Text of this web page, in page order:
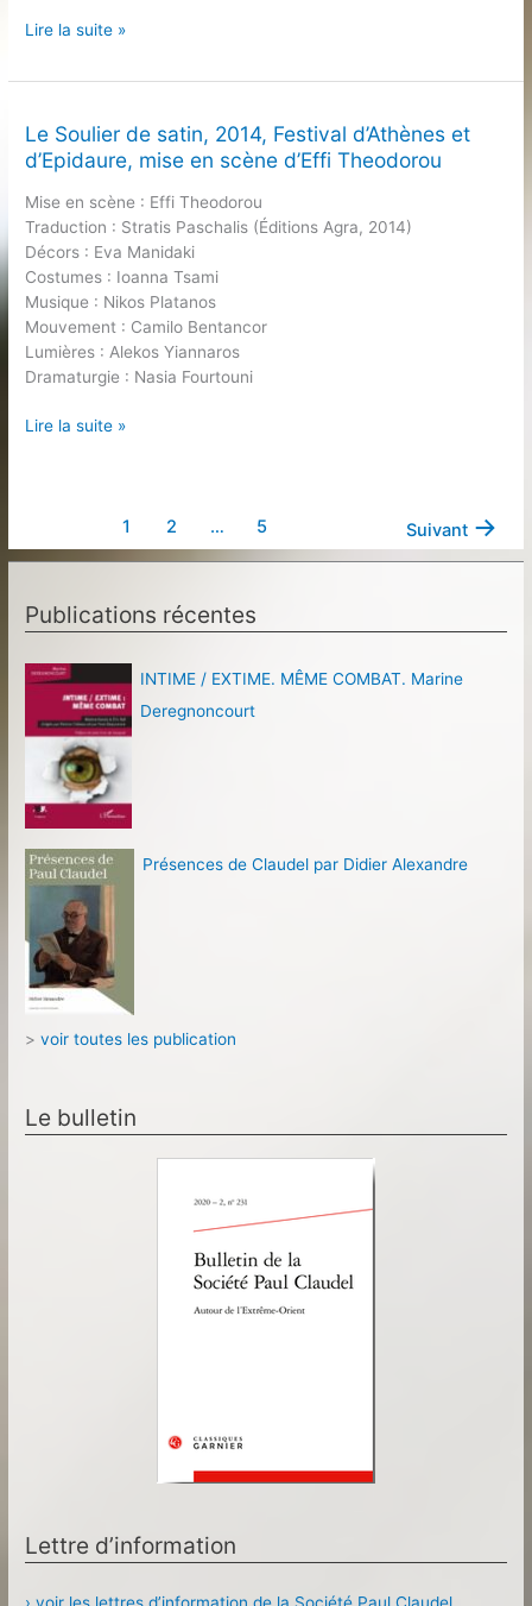
Jeanne
au
2015,
Philharmonie
Paris,
mise
en
scène
de
Cosme
de
Bellescize
Lire la suite »
Le Soulier de satin, 2014, Festival d’Athènes et
d’Epidaure, mise en scène d’Effi Theodorou
Mise en scène : Effi Theodorou
Traduction : Stratis Paschalis (Éditions Agra, 2014)
Décors : Eva Manidaki
Costumes : Ioanna Tsami
Musique : Nikos Platanos
Mouvement : Camilo Bentancor
Lumières : Alekos Yiannaros
Dramaturgie : Nasia Fourtouni
Le
Festival
d’Epidaure,
en
scène
d’Effi
Theodorou
Lire la suite »
1 2 … 5 Suivant →
Publications récentes
INTIME / EXTIME. MÊME COMBAT. Marine
Deregnoncourt
Présences de Claudel par Didier Alexandre
>voir toutes les publication
Le bulletin
Lettre d’information
› voir les lettres d’information de la Société Paul Claudel